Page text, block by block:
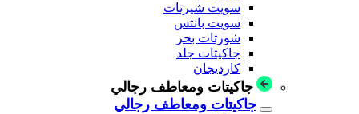
سويت شيرتات
سويت بانتس
شورتات بحر
جاكيتات جلد
كارديجان
جاكيتات ومعاطف رجالي
جاكيتات ومعاطف رجالي